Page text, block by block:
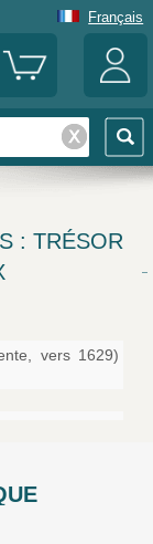
Français
: TRÉSOR
vers 1629)